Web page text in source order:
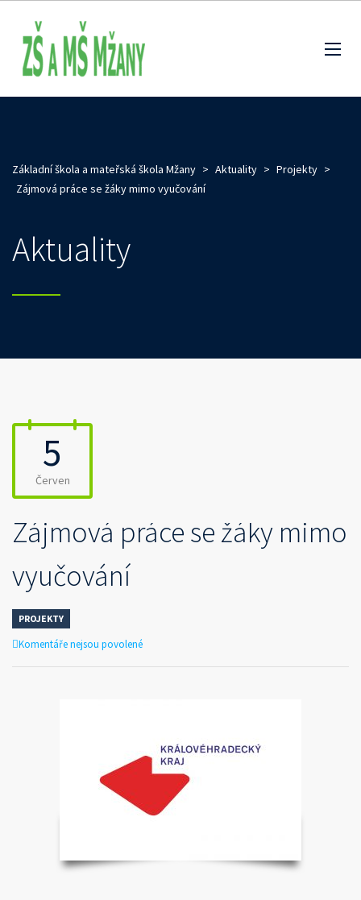
Základní škola a mateřská škola Mžany > Aktuality > Projekty >
Zájmová práce se žáky mimo vyučování
Aktuality
5
Červen
Zájmová práce se žáky mimo
vyučování
PROJEKTY
Komentáře nejsou povolenéu
žáky
mimo
vyučování